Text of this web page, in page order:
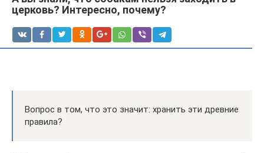
церковь? Интересно, почему?
Вопрос в том, что это значит: хра­нить эти древ­ние
пра­вила?